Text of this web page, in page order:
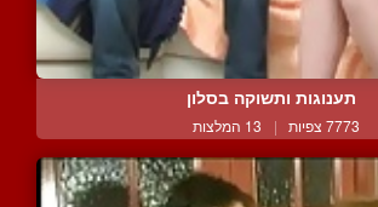
תענוגות ותשוקה בסלון
7773 צפיות | 13 המלצות